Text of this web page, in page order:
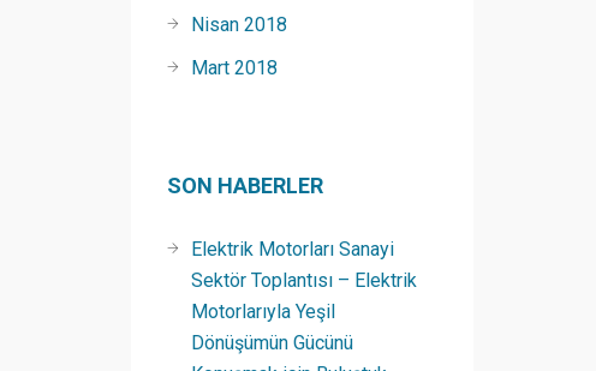
Nisan 2018
Mart 2018
SON HABERLER
Elektrik Motorları Sanayi
Sektör Toplantısı – Elektrik
Motorlarıyla Yeşil
Dönüşümün Gücünü